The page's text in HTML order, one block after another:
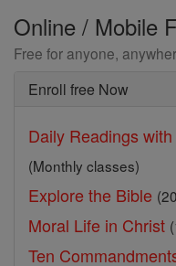
Online / Mobile
Free for anyone,
Enroll free Now
Daily Readings
(Monthly classes)
Explore the Bible
Moral Life in Christ
Ten